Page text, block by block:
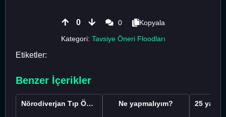
0 0
Kopyala
Kategori: Tavsiye Öneri Floodları
Etiketler:
Benzer İçerikler
Nörodiverjan Tıp Öğrencisi Yeni Bir Yol Arıyor Ne yapmalıyım?